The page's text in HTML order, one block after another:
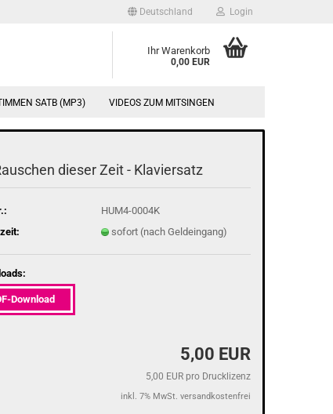
Deutschland Login
Ihr Warenkorb
0,00 EUR
SATB (MP3) VIDEOS ZUM MITSINGEN
die­ser Zeit - Kla­vier­satz
HUM4-0004K
sofort (nach Geldeingang)
Download
5,00 EUR
5,00 EUR pro Drucklizenz
inkl. 7% MwSt. versandkostenfrei